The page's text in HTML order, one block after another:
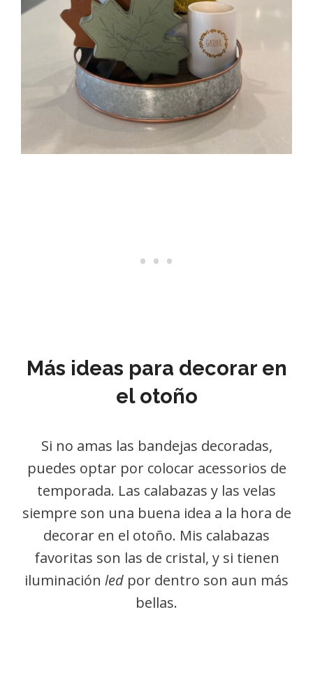
Más ideas para decorar en
el otoño
Si no amas las bandejas decoradas,
puedes optar por colocar acessorios de
temporada. Las calabazas y las velas
siempre son una buena idea a la hora de
decorar en el otoño. Mis calabazas
favoritas son las de cristal, y si tienen
iluminación led por dentro son aun más
bellas.